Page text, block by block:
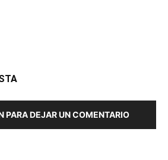
PARA DEJAR UN COMENTARIO